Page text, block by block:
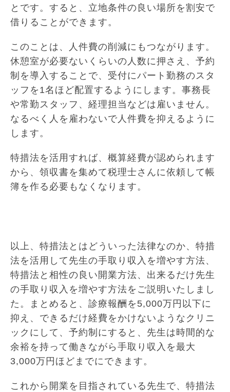
とです。すると、立地条件の良い場所を割安で
借りることができます。
このことは、人件費の削減にもつながります。
休憩室が必要ないくらいの人数に押さえ、予約
制を導入することで、受付にパート勤務のスタ
ッフを1名ほど配置するようにします。事務長
や常勤スタッフ、経理担当などは雇いません。
なるべく人を雇わないで人件費を抑えるように
します。
特措法を活用すれば、概算経費が認められます
から、領収書を集めて税理士さんに依頼して帳
簿を作る必要もなくなります。
以上、特措法とはどういった法律なのか、特措
法を活用して先生の手取り収入を増やす方法、
特措法と相性の良い開業方法、出来るだけ先生
の手取り収入を増やす方法をご説明いたしまし
た。まとめると、診療報酬を5,000万円以下に
抑え、できるだけ経費をかけないようなクリニ
ックにして、予約制にすると、先生は時間的な
余裕を持って働きながら手取り収入を最大
3,000万円ほどまでにできます。
これから開業を目指されている先生で、特措法